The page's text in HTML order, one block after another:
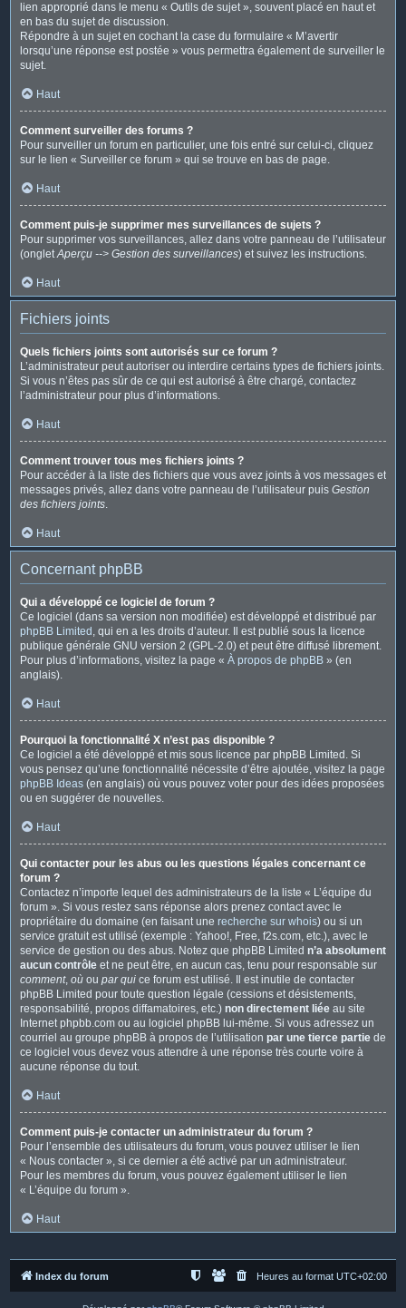
lien approprié dans le menu « Outils de sujet », souvent placé en haut et
en bas du sujet de discussion.
Répondre à un sujet en cochant la case du formulaire « M’avertir
lorsqu’une réponse est postée » vous permettra également de surveiller le
sujet.
Haut
Comment surveiller des forums ?
Pour surveiller un forum en particulier, une fois entré sur celui-ci, cliquez
sur le lien « Surveiller ce forum » qui se trouve en bas de page.
Haut
Comment puis-je supprimer mes surveillances de sujets ?
Pour supprimer vos surveillances, allez dans votre panneau de l’utilisateur
(ongletAperçu --> Gestion des surveillances) et suivez les instructions.
Haut
Fichiers joints
Quels fichiers joints sont autorisés sur ce forum ?
L’administrateur peut autoriser ou interdire certains types de fichiers joints.
Si vous n’êtes pas sûr de ce qui est autorisé à être chargé, contactez
l’administrateur pour plus d’informations.
Haut
Comment trouver tous mes fichiers joints ?
Pour accéder à la liste des fichiers que vous avez joints à vos messages et
messages privés, allez dans votre panneau de l’utilisateur puis Gestion
des fichiers joints.
Haut
Concernant phpBB
Qui a développé ce logiciel de forum ?
Ce logiciel (dans sa version non modifiée) est développé et distribué par
phpBB Limited , qui en a les droits d’auteur. Il est publié sous la licence
publique générale GNU version 2 (GPL-2.0) et peut être diffusé librement.
Pour plus d’informations, visitez la page « À propos de phpBB » (en
anglais).
Haut
Pourquoi la fonctionnalité X n’est pas disponible ?
Ce logiciel a été développé et mis sous licence par phpBB Limited. Si
vous pensez qu’une fonctionnalité nécessite d’être ajoutée, visitez la page
phpBB Ideas (en anglais) où vous pouvez voter pour des idées proposées
ou en suggérer de nouvelles.
Haut
Qui contacter pour les abus ou les questions légales concernant ce
forum ?
Contactez n’importe lequel des administrateurs de la liste « L’équipe du
forum ». Si vous restez sans réponse alors prenez contact avec le
propriétaire du domaine (en faisant une recherche sur whois) ou si un
service gratuit est utilisé (exemple : Yahoo!, Free, f2s.com, etc.), avec le
service de gestion ou des abus. Notez que phpBB Limited n’a absolument
aucun contrôle et ne peut être, en aucun cas, tenu pour responsable sur
comment, où ou par qui ce forum est utilisé. Il est inutile de contacter
phpBB Limited pour toute question légale (cessions et désistements,
responsabilité, propos diffamatoires, etc.) non directement liée au site
Internet phpbb.com ou au logiciel phpBB lui-même. Si vous adressez un
courriel au groupe phpBB à propos de l’utilisation par une tierce partie de
ce logiciel vous devez vous attendre à une réponse très courte voire à
aucune réponse du tout.
Haut
Comment puis-je contacter un administrateur du forum ?
Pour l’ensemble des utilisateurs du forum, vous pouvez utiliser le lien
« Nous contacter », si ce dernier a été activé par un administrateur.
Pour les membres du forum, vous pouvez également utiliser le lien
« L’équipe du forum ».
Haut
Index du forum Heures au format UTC+02:00